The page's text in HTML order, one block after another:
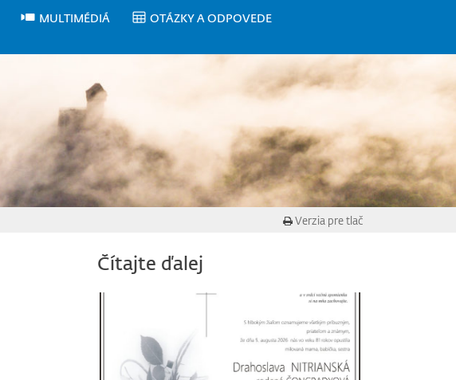
MULTIMÉDIÁ
OTÁZKY A ODPOVEDE
Verzia pre tlač
Čítajte ďalej